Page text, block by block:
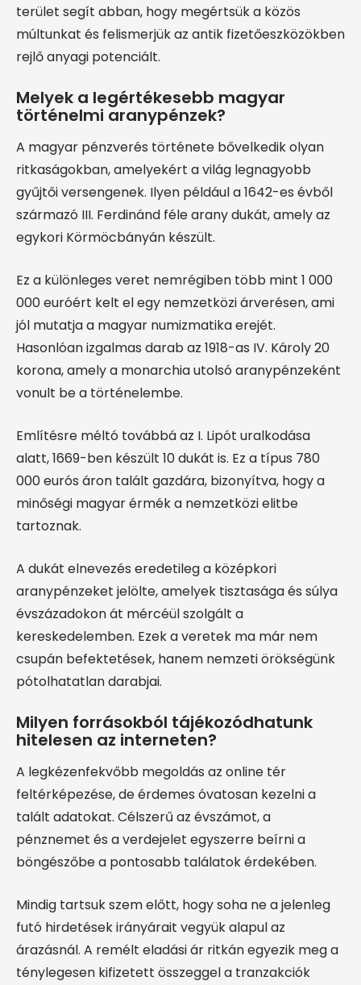
terület segít abban, hogy megértsük a közös
múltunkat és felismerjük az antik fizetőeszközökben
rejlő anyagi potenciált.
Melyek a legértékesebb magyar
történelmi aranypénzek?
A magyar pénzverés története bővelkedik olyan
ritkaságokban, amelyekért a világ legnagyobb
gyűjtői versengenek. Ilyen például a 1642-es évből
származó III. Ferdinánd féle arany dukát, amely az
egykori Körmöcbányán készült.
Ez a különleges veret nemrégiben több mint 1 000
000 euróért kelt el egy nemzetközi árverésen, ami
jól mutatja a magyar numizmatika erejét.
Hasonlóan izgalmas darab az 1918-as IV. Károly 20
korona, amely a monarchia utolsó aranypénzeként
vonult be a történelembe.
Említésre méltó továbbá az I. Lipót uralkodása
alatt, 1669-ben készült 10 dukát is. Ez a típus 780
000 eurós áron talált gazdára, bizonyítva, hogy a
minőségi magyar érmék a nemzetközi elitbe
tartoznak.
A dukát elnevezés eredetileg a középkori
aranypénzeket jelölte, amelyek tisztasága és súlya
évszázadokon át mércéül szolgált a
kereskedelemben. Ezek a veretek ma már nem
csupán befektetések, hanem nemzeti örökségünk
pótolhatatlan darabjai.
Milyen forrásokból tájékozódhatunk
hitelesen az interneten?
A legkézenfekvőbb megoldás az online tér
feltérképezése, de érdemes óvatosan kezelni a
talált adatokat. Célszerű az évszámot, a
pénznemet és a verdejelet egyszerre beírni a
böngészőbe a pontosabb találatok érdekében.
Mindig tartsuk szem előtt, hogy soha ne a jelenleg
futó hirdetések irányárait vegyük alapul az
árazásnál. A remélt eladási ár ritkán egyezik meg a
ténylegesen kifizetett összeggel a tranzakciók